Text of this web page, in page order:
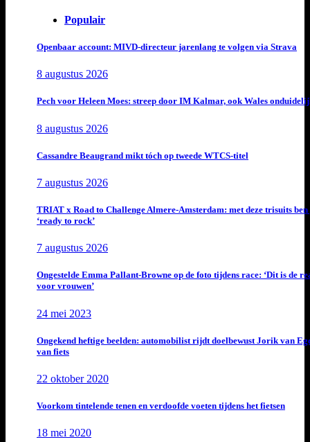
Populair
Openbaar account: MIVD-directeur jarenlang te volgen via Strava
8 augustus 2026
Pech voor Heleen Moes: streep door IM Kalmar, ook Wales
8 augustus 2026
Cassandre Beaugrand mikt tóch op tweede WTCS-titel
7 augustus 2026
TRIAT x Road to Challenge Almere-Amsterdam: met deze trisuits ben
‘ready to rock’
7 augustus 2026
Ongestelde Emma Pallant-Browne op de foto tijdens race: ‘Dit is de
voor vrouwen’
24 mei 2023
Ongekend heftige beelden: automobilist rijdt doelbewust Jorik van
van fiets
22 oktober 2020
Voorkom tintelende tenen en verdoofde voeten tijdens het fietsen
18 mei 2020